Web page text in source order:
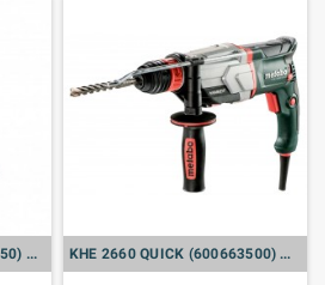
BSA 14.4-18 LED (602111850) PROJECTEUR DE CHANTIER SANS FIL KHE 2660 QUICK (600663500) MARTEAU COMBINÉ